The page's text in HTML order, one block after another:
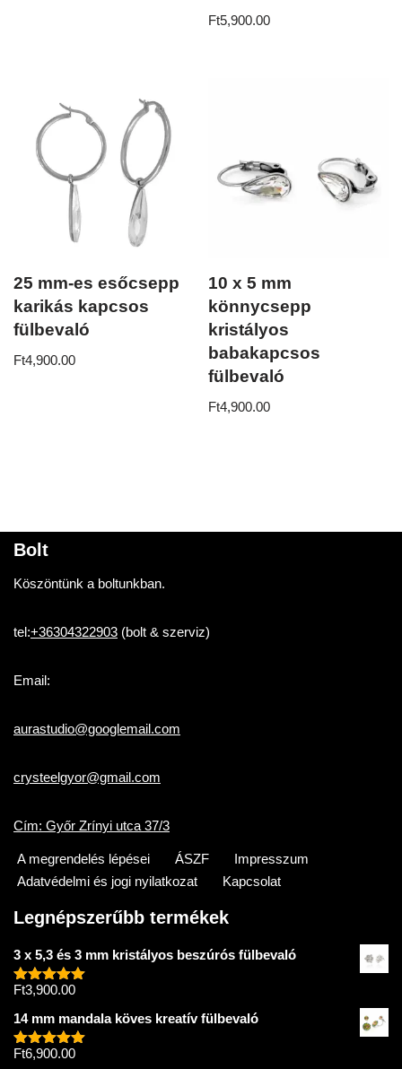
Ft5,900.00
25 mm-es esőcsepp
karikás kapcsos
fülbevaló
Ft4,900.00
10 x 5 mm
könnycsepp
kristályos
babakapcsos
fülbevaló
Ft4,900.00
Bolt
Köszöntünk a boltunkban.
tel:+36304322903 (bolt & szerviz)
Email:
aurastudio@googlemail.com
crysteelgyor@gmail.com
Cím: Győr Zrínyi utca 37/3
A megrendelés lépései ÁSZF
Impresszum
Adatvédelmi és jogi nyilatkozat
Kapcsolat
Legnépszerűbb termékek
3 x 5,3 és 3 mm kristályos beszúrós fülbevaló
Értékelés:
Ft3,900.00
14 mm mandala köves kreatív fülbevaló
Értékelés:
Ft6,900.00